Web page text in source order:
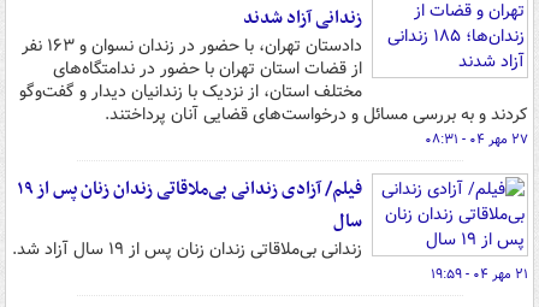
زندانی آزاد شدند
دادستان تهران، با حضور در زندان نسوان و ۱۶۳ نفر
از قضات استان تهران با حضور در ندامتگاه‌های
مختلف استان، از نزدیک با زندانیان دیدار و گفت‌وگو
کردند و به بررسی مسائل و درخواست‌های قضایی آنان پرداختند.
۲۷ مهر ۰۴ - ۰۸:۳۱
فیلم/ آزادی زندانی بی‌ملاقاتی زندان زنان پس از ۱۹
سال
زندانی بی‌ملاقاتی زندان زنان پس از ۱۹ سال آزاد شد.
۲۱ مهر ۰۴ - ۱۹:۵۹